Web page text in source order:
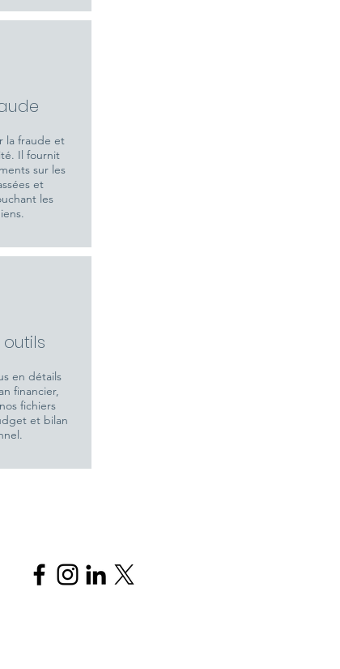
la fraude et
Il fournit
sur les
et
les
en détails
financier,
fichiers
et bilan